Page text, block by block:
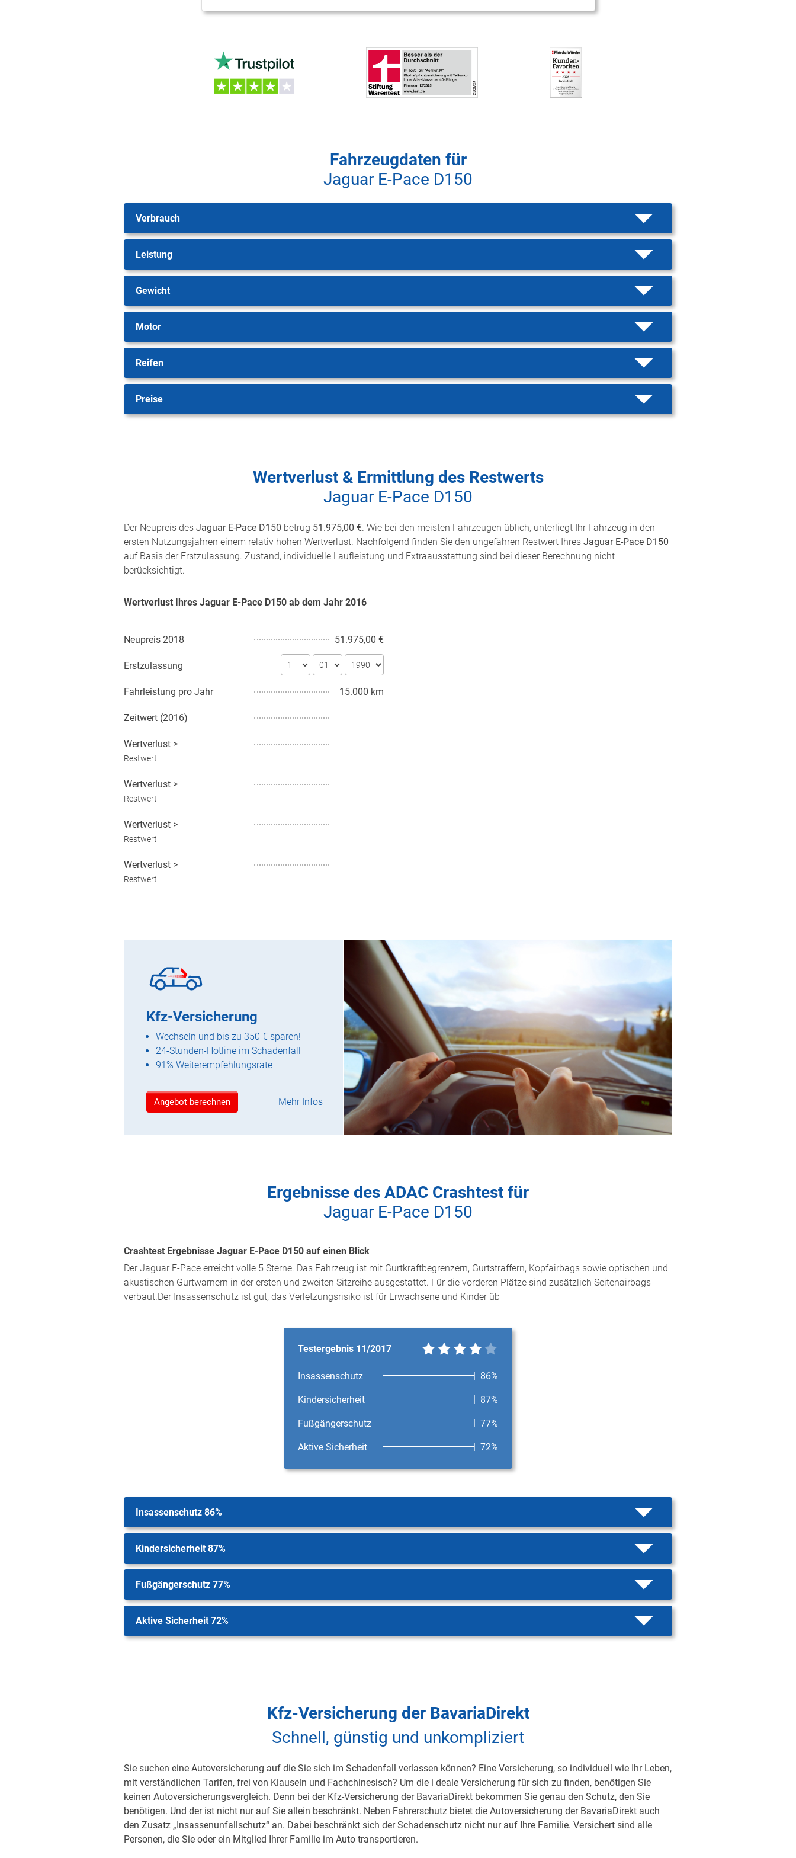
Fahrzeugdaten für
Jaguar E-Pace D150
Verbrauch
Leistung
Gewicht
Motor
Reifen
Preise
Wertverlust & Ermittlung des Restwerts
Jaguar E-Pace D150
Der Neupreis des Jaguar E-Pace D150 betrug 51.975,00 €. Wie bei den meisten Fahrzeugen üblich, unterliegt Ihr Fahrzeug in den
ersten Nutzungsjahren einem relativ hohen Wertverlust. Nachfolgend finden Sie den ungefähren Restwert Ihres Jaguar E-Pace D150
auf Basis der Erstzulassung. Zustand, individuelle Laufleistung und Extraausstattung sind bei dieser Berechnung nicht
berücksichtigt.
Wertverlust Ihres Jaguar E-Pace D150 ab dem Jahr 2016
Neupreis 2018 51.975,00 €
Erstzulassung
Fahrleistung pro Jahr 15.000 km
Zeitwert (2016)
Wertverlust >
Restwert
Wertverlust >
Restwert
Wertverlust >
Restwert
Wertverlust >
Restwert
Kfz-Versicherung
Wechseln und bis zu 350 € sparen!
24-Stunden-Hotline im Schadenfall
91% Weiterempfehlungsrate
Angebot berechnen Mehr Infos
Ergebnisse des ADAC Crashtest für
Jaguar E-Pace D150
Crashtest Ergebnisse Jaguar E-Pace D150 auf einen Blick
Der Jaguar E-Pace erreicht volle 5 Sterne. Das Fahrzeug ist mit Gurtkraftbegrenzern, Gurtstraffern, Kopfairbags sowie optischen und
akustischen Gurtwarnern in der ersten und zweiten Sitzreihe ausgestattet. Für die vorderen Plätze sind zusätzlich Seitenairbags
verbaut.Der Insassenschutz ist gut, das Verletzungsrisiko ist für Erwachsene und Kinder üb
Testergebnis 11/2017
Insassenschutz 86%
Kindersicherheit 87%
Fußgängerschutz 77%
Aktive Sicherheit 72%
Insassenschutz 86%
Kindersicherheit 87%
Fußgängerschutz 77%
Aktive Sicherheit 72%
Kfz-Versicherung der BavariaDirekt
Schnell, günstig und unkompliziert
Sie suchen eine Autoversicherung auf die Sie sich im Schadenfall verlassen können? Eine Versicherung, so individuell wie Ihr Leben,
mit verständlichen Tarifen, frei von Klauseln und Fachchinesisch? Um die i deale Versicherung für sich zu finden, benötigen Sie
keinen Autoversicherungsvergleich. Denn bei der Kfz-Versicherung der BavariaDirekt bekommen Sie genau den Schutz, den Sie
benötigen. Und der ist nicht nur auf Sie allein beschränkt. Neben Fahrerschutz bietet die Autoversicherung der BavariaDirekt auch
den Zusatz „Insassenunfallschutz“ an. Dabei beschränkt sich der Schadenschutz nicht nur auf Ihre Familie. Versichert sind alle
Personen, die Sie oder ein Mitglied Ihrer Familie im Auto transportieren.